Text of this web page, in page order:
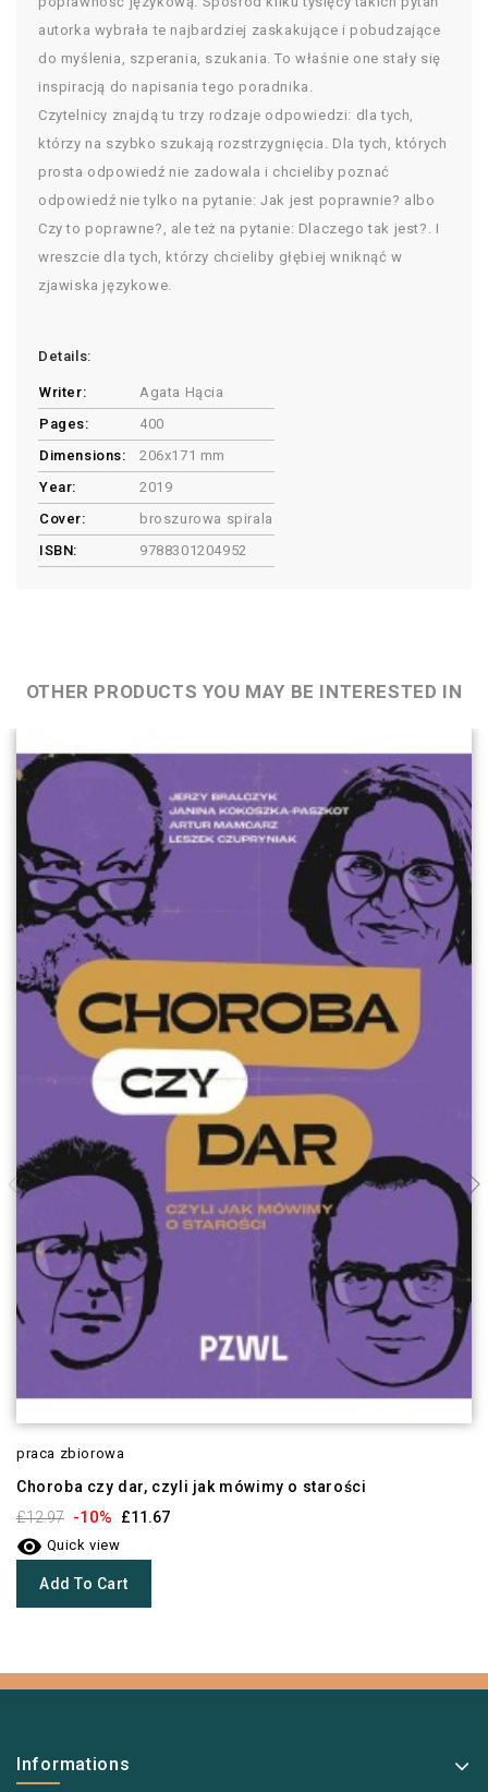
autorka wybrała te najbardziej zaskakujące i pobudzające
do myślenia, szperania, szukania. To właśnie one stały się
inspiracją do napisania tego poradnika.
Czytelnicy znajdą tu trzy rodzaje odpowiedzi: dla tych,
którzy na szybko szukają rozstrzygnięcia. Dla tych, których
prosta odpowiedź nie zadowala i chcieliby poznać
odpowiedź nie tylko na pytanie: Jak jest poprawnie? albo
Czy to poprawne?, ale też na pytanie: Dlaczego tak jest?. I
wreszcie dla tych, którzy chcieliby głębiej wniknąć w
zjawiska językowe.
Details:
Writer:
Agata Hącia
Pages:
400
Dimensions:
206x171 mm
Year:
2019
Cover:
broszurowa spirala
ISBN:
9788301204952
OTHER PRODUCTS YOU MAY BE INTERESTED IN
praca zbiorowa
Choroba czy dar, czyli jak mówimy o starości
£12.97 -10% £11.67
 Quick view
Add To Cart
Informations